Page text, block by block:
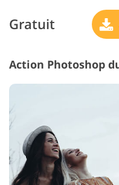
Gratuit